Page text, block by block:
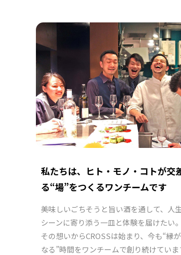
私たちは、ヒト・モノ・コトが交
る“場”をつくるワンチームです
美味しいごちそうと旨い酒を通して、人
シーンに寄り添う一皿と体験を届けたい。
その想いからCROSSは始まり、今も“縁
なる”時間をワンチームで創り続けていま